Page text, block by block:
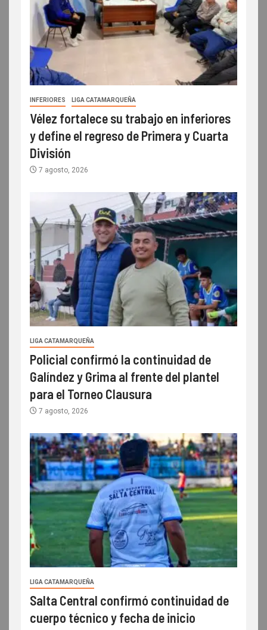
INFERIORES LIGA CATAMARQUEÑA
Vélez fortalece su trabajo en inferiores
y define el regreso de Primera y Cuarta
División
7 agosto, 2026
LIGA CATAMARQUEÑA
Policial confirmó la continuidad de
Galíndez y Grima al frente del plantel
para el Torneo Clausura
7 agosto, 2026
LIGA CATAMARQUEÑA
Salta Central confirmó continuidad de
cuerpo técnico y fecha de inicio